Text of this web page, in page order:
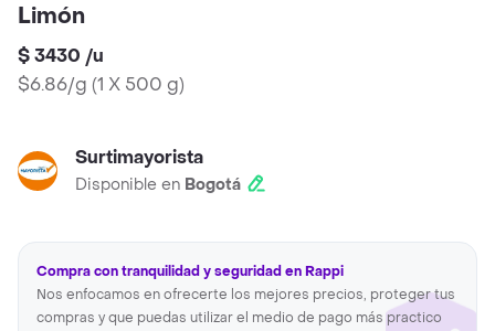
Limón
$ 3430 /u
$6.86/g (1 X 500 g)
Surtimayorista
Disponible en Bogotá
Compra con tranquilidad y seguridad en Rappi
Nos enfocamos en ofrecerte los mejores precios, proteger tus
compras y que puedas utilizar el medio de pago más practico